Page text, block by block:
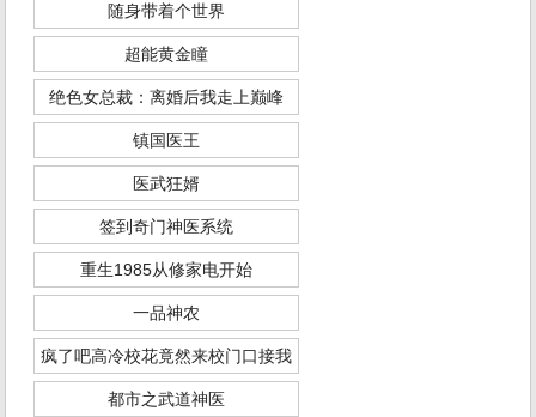
随身带着个世界
超能黄金瞳
绝色女总裁：离婚后我走上巅峰
镇国医王
医武狂婿
签到奇门神医系统
重生1985从修家电开始
一品神农
疯了吧高冷校花竟然来校门口接我
都市之武道神医